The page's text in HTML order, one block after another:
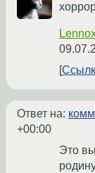
Ответ на:
+00:00
Это